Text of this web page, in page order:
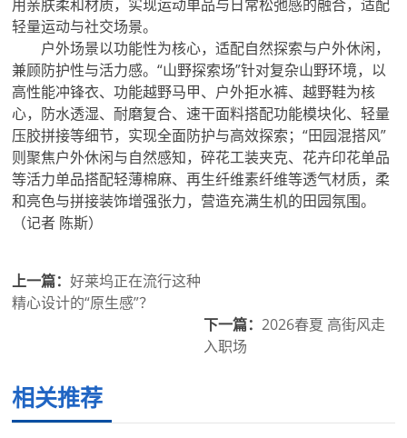
用亲肤柔和材质，实现运动单品与日常松弛感的融合，适配
轻量运动与社交场景。
户外场景以功能性为核心，适配自然探索与户外休闲，
兼顾防护性与活力感。“山野探索场”针对复杂山野环境，以
高性能冲锋衣、功能越野马甲、户外拒水裤、越野鞋为核
心，防水透湿、耐磨复合、速干面料搭配功能模块化、轻量
压胶拼接等细节，实现全面防护与高效探索；“田园混搭风”
则聚焦户外休闲与自然感知，碎花工装夹克、花卉印花单品
等活力单品搭配轻薄棉麻、再生纤维素纤维等透气材质，柔
和亮色与拼接装饰增强张力，营造充满生机的田园氛围。
（记者 陈斯）
上一篇：好莱坞正在流行这种
精心设计的“原生感”？
下一篇： 2026春夏 高街风走
入职场
相关推荐